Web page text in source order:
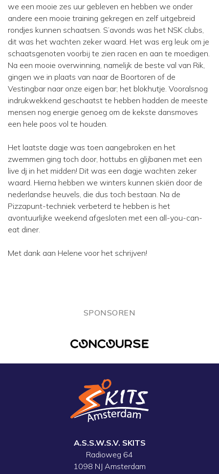
we een mooie zes uur gebleven en hebben we onder
andere een mooie training gekregen en zelf uitgebreid
rondjes kunnen schaatsen. S’avonds was het NSK clubs,
dit was het wachten zeker waard. Het was erg leuk om je
schaatsgenoten voorbij te zien racen en aan te moedigen.
Na een mooie overwinning, namelijk de beste val van Rik,
gingen we in plaats van naar de Boortoren of de
Vestingbar naar onze eigen bar; het blokhutje. Vooralsnog
indrukwekkend geschaatst te hebben hadden de meeste
mensen nog energie genoeg om de kekste dansmoves
een hele poos vol te houden.
Het laatste dagje was toen aangebroken en het
zwemmen ging toch door, hottubs en glijbanen met een
live dj in het midden! Dit was een dagje wachten zeker
waard. Hierna hebben we winters kunnen skiën door de
nederlandse heuvels, die dus toch bestaan. Na de
Pizzapunt-techniek verbeterd te hebben is het
avontuurlijke weekend afgesloten met een all-you-can-
eat diner.
Met dank aan Helene voor het schrijven!
SPONSOREN
A.S.S.W.S.V. SKITS
Radioweg 64
1098 NJ Amsterdam